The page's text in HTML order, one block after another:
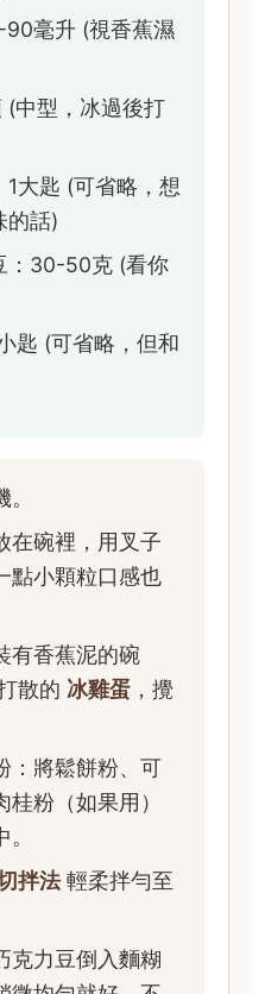
毫升 (視香蕉濕
中型，冰過後打
大匙 (可省略，想
的話)
：30-50克 (看你
匙 (可省略，但和
在碗裡，用叉子
點小顆粒口感也
有香蕉泥的碗
散的 冰雞蛋 ，攪
：將鬆餅粉、可
粉（如果用）
拌法輕柔拌勻至
克力豆倒入麵糊